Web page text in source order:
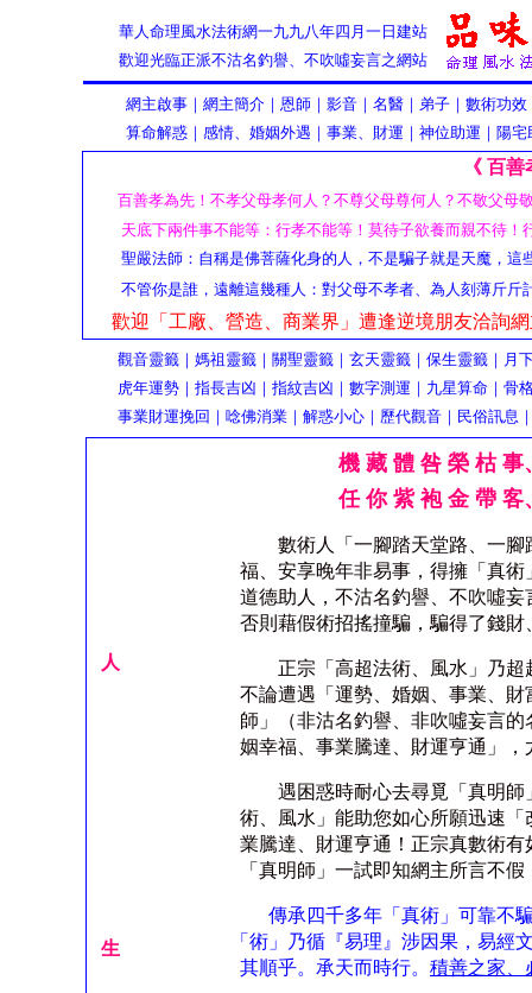
華人命理風水法術網一九九八年四月一日建站
歡迎光臨正派不沽名釣譽、不吹噓妄言之網站
網主啟事｜ 網主簡介｜恩師｜影音｜名醫｜ 弟子｜ 數術功效
算命解惑｜ 感情、婚姻外遇 ｜ 事業、財運 ｜ 神位助運 ｜ 陽宅
《 百
百善孝為先！不孝父母孝何人？不尊父母尊何人？不敬父母
天底下兩件事不能等：行孝不能等！莫待子欲養而親不待
聖嚴法師：自稱是佛菩薩化身的人，不是騙子就是天魔，
不管你是誰，遠離這幾種人：對父母不孝者、為人刻薄斤
歡迎「工廠、營造、商業界」遭逢逆境朋友洽詢
觀音靈籤 ｜ 媽祖靈籤 ｜ 關聖靈籤 ｜ 玄天靈籤 ｜ 保生靈籤 ｜ 月
虎年運勢 ｜ 指長吉凶 ｜ 指紋吉凶 ｜ 數字測運 ｜ 九星算命 ｜ 骨
事業財運挽回 ｜ 唸佛消業 ｜ 解惑小心 ｜ 歷代觀音 ｜ 民俗訊息
人
生
機 藏 體 咎 榮 枯 事
任 你 紫 袍 金 帶 客
數術人「一腳踏天堂路、一
福、安享晚年非易事，得擁「真
道德助人，不沽名釣譽、不吹噓
否則藉假術招搖撞騙，騙得了錢
正宗「高超法術、風水」乃
不論遭遇「運勢、婚姻、事業、
師」（非沽名釣譽、非吹噓妄言
姻幸福、事業騰達、財運亨通」
遇困惑時耐心去尋覓「真明
術、風水」能助您如心所願迅速
業騰達、財運亨通！正宗真數術
「真明師」一試即知網主所言不
傳承四千多年「真術」可靠不騙
「術」乃循『易理』涉因果，易經
其順乎。承天而時行。 積善之家、